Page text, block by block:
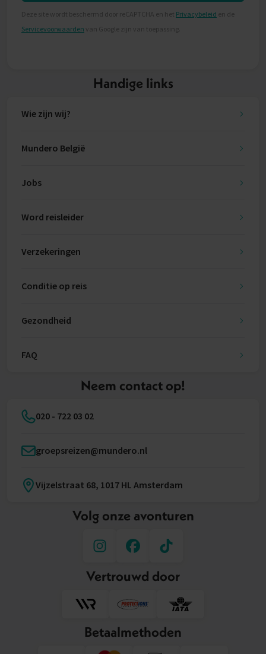
Deze site wordt beschermd door reCAPTCHA en het Privacybeleid en de
Servicevoorwaarden van Google zijn van toepassing.
Handige links
Wie zijn wij?
Mundero België
Jobs
Word reisleider
Verzekeringen
Conditie op reis
Gezondheid
FAQ
Neem contact op!
020 - 722 03 02
groepsreizen@mundero.nl
Vijzelstraat 68, 1017 HL Amsterdam
Volg onze avonturen
Vertrouwd door
Betaalmethoden